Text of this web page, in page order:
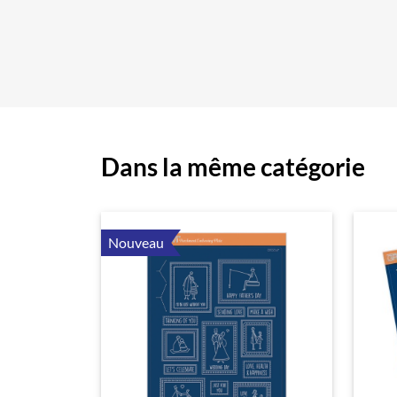
Dans la même catégorie
Nouveau